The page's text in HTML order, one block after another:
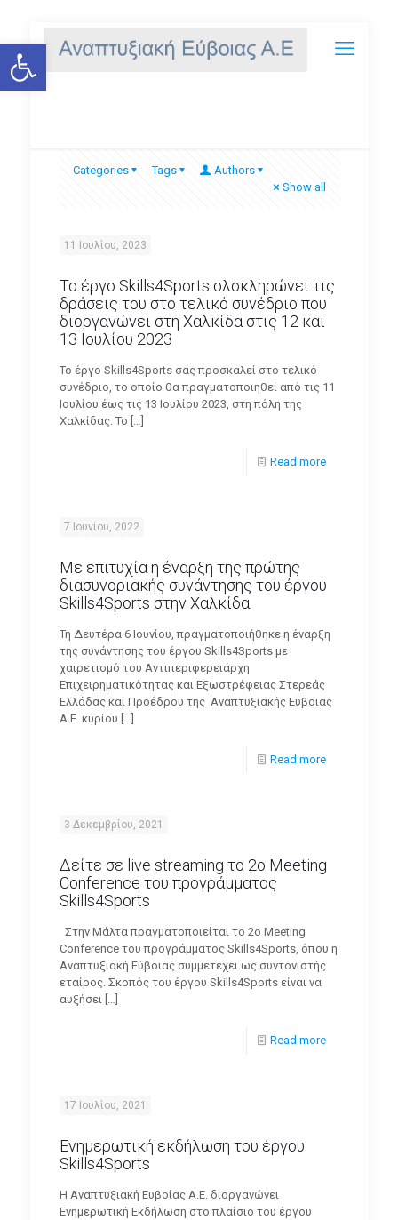
Ανοίξτε τη γραμμή εργαλείων
Categories Tags
Authors
Show all
11 Ιουλίου, 2023
Το έργο Skills4Sports ολοκληρώνει τις
δράσεις του στο τελικό συνέδριο που
διοργανώνει στη Χαλκίδα στις 12 και
13 Ιουλίου 2023
Το έργο Skills4Sports σας προσκαλεί στο τελικό
συνέδριο, το οποίο θα πραγματοποιηθεί από τις 11
Ιουλίου έως τις 13 Ιουλίου 2023, στη πόλη της
Χαλκίδας. Το […]
Read more
7 Ιουνίου, 2022
Με επιτυχία η έναρξη της πρώτης
διασυνοριακής συνάντησης του έργου
Skills4Sports στην Χαλκίδα
Τη Δευτέρα 6 Ιουνίου, πραγματοποιήθηκε η έναρξη
της συνάντησης του έργου Skills4Sports με
χαιρετισμό του Αντιπεριφερειάρχη
Επιχειρηματικότητας και Εξωστρέφειας Στερεάς
Ελλάδας και Προέδρου της Αναπτυξιακής Εύβοιας
Α.Ε. κυρίου […]
Read more
3 Δεκεμβρίου, 2021
Δείτε σε live streaming το 2ο Meeting
Conference του προγράμματος
Skills4Sports
Στην Μάλτα πραγματοποιείται το 2ο Meeting
Conference του προγράμματος Skills4Sports, όπου η
Αναπτυξιακή Εύβοιας συμμετέχει ως συντονιστής
εταίρος. Σκοπός του έργου Skills4Sports είναι να
αυξήσει[…]
Read more
17 Ιουλίου, 2021
Ενημερωτική εκδήλωση του έργου
Skills4Sports
Η Αναπτυξιακή Ευβοίας Α.Ε. διοργανώνει
Ενημερωτική Εκδήλωση στο πλαίσιο του έργου